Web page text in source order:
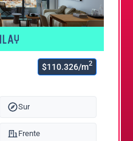
$110.326/m2
Sur
Frente